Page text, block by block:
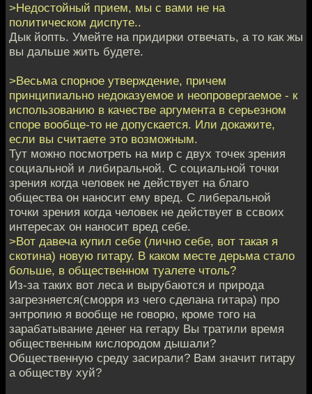
>Недостойный прием, мы с вами не на
политическом диспуте..
Дык йопть. Умейте на придирки отвечать, а то как жы
вы дальше жить будете.
>Весьма спорное утверждение, причем
принципиально недоказуемое и неопровергаемое - к
использованию в качестве аргумента в серьезном
споре вообще-то не допускается. Или докажите,
если вы считаете это возможным.
Тут можно посмотреть на мир с двух точек зрения
социальной и либиральной. С социальной точки
зрения когда человек не действует на благо
общества он наносит ему вред. С либеральной
точки зрения когда человек не действует в ссвоих
интересах он наносит вред себе.
>Вот давеча купил себе (лично себе, вот такая я
скотина) новую гитару. В каком месте дерьма стало
больше, в общественном туалете чтоль?
Из-за таких вот леса и вырубаются и природа
загрезняется(сморря из чего сделана гитара) про
энтропию я вообще не говорю, кроме того на
зарабатывание денег на гетару Вы тратили время
общественным кислородом дышали?
Общественную среду засирали? Вам значит гитару
а обществу хуй?